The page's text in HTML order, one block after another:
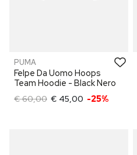
PUMA
Felpe Da Uomo Hoops
Team Hoodie - Black Nero
€ 60,00 € 45,00 -25%